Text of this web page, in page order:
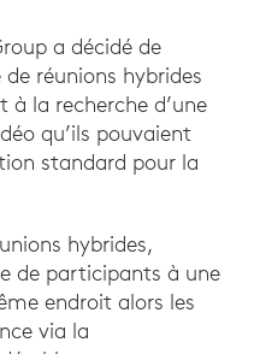
a décidé de
réunions hybrides
à la recherche d’une
qu’ils pouvaient
standard pour la
hybrides,
de participants à une
endroit alors les
via la